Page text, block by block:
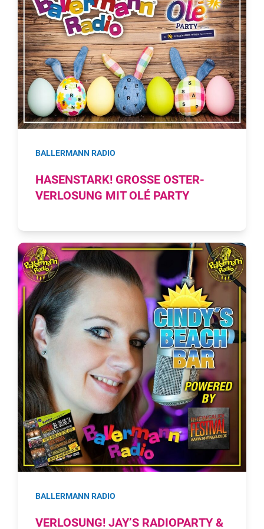
BALLERMANN RADIO
HASENSTARK! GROSSE OSTER-V
ERLOSUNG MIT OLÉ PARTY
BALLERMANN RADIO
VERLOSUNG! JAY’S RADIOPARTY &